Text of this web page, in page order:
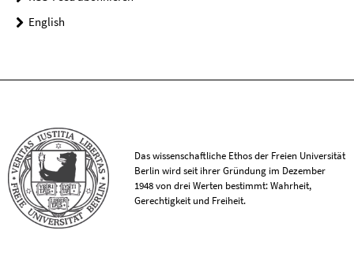
English
Das wissenschaftliche Ethos der Freien Universität
Berlin wird seit ihrer Gründung im Dezember
1948 von drei Werten bestimmt: Wahrheit,
Gerechtigkeit und Freiheit.